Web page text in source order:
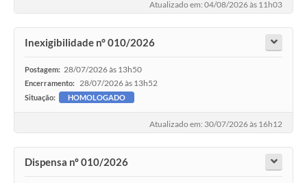
Atualizado em: 04/08/2026 às 11h03
Inexigibilidade n° 010/2026
Postagem: 28/07/2026 às 13h50
Encerramento: 28/07/2026 às 13h52
Situação: HOMOLOGADO
Atualizado em: 30/07/2026 às 16h12
Dispensa nº 010/2026